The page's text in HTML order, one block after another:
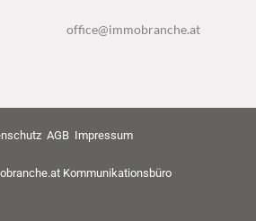
office@immobranche.at
AGB Impressum
Kommunikationsbüro